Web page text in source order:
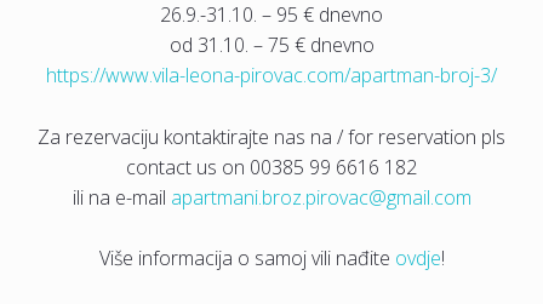
26.9.-31.10. – 95 € dnevno
od 31.10. – 75 € dnevno
https://www.vila-leona-pirovac.com/apartman-broj-3/
Za rezervaciju kontaktirajte nas na / for reservation pls
contact us on 00385 99 6616 182
ili na e-mail apartmani.broz.pirovac@gmail.com
Više informacija o samoj vili nađite ovdje!